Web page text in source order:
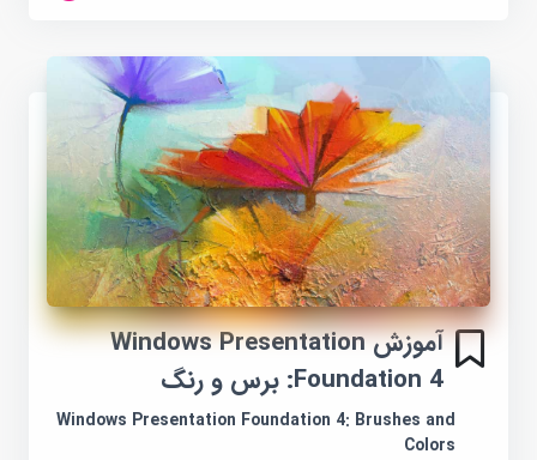
آموزش Windows Presentation
Foundation 4: برس و رنگ
Windows Presentation Foundation 4: Brushes and
Colors